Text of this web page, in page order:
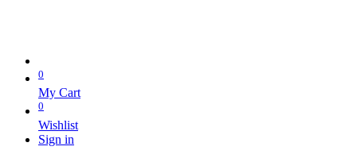
0
My Cart
0
Wishlist
Sign in